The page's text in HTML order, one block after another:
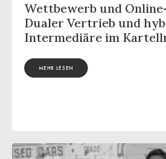
Wettbewerb und
Dualer Vertrieb und
Intermediäre im
MEHR LESEN